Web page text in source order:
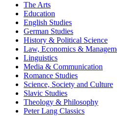
The Arts
Education
English Studies
German Studies
History & Political Science
Law, Economics &
Linguistics
Media & Communication
Romance Studies
Science, Society and Culture
Slavic Studies
Theology & Philosophy
Peter Lang Classics